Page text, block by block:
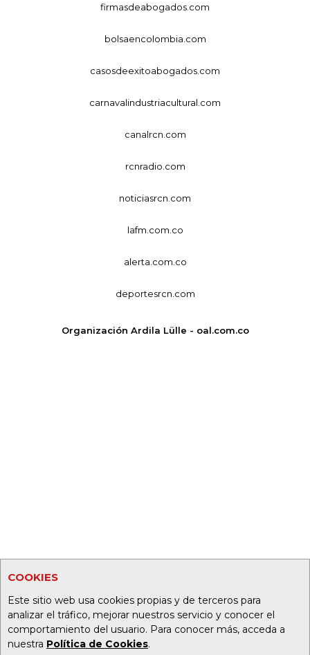
COOKIES
Este sitio web usa cookies propias y de terceros para
analizar el tráfico, mejorar nuestros servicio y conocer el
comportamiento del usuario. Para conocer más, acceda a
nuestra Política de Cookies.
firmasdeabogados.com
bolsaencolombia.com
casosdeexitoabogados.com
carnavalindustriacultural.com
canalrcn.com
rcnradio.com
noticiasrcn.com
lafm.com.co
alerta.com.co
deportesrcn.com
Organización Ardila Lülle - oal.com.co